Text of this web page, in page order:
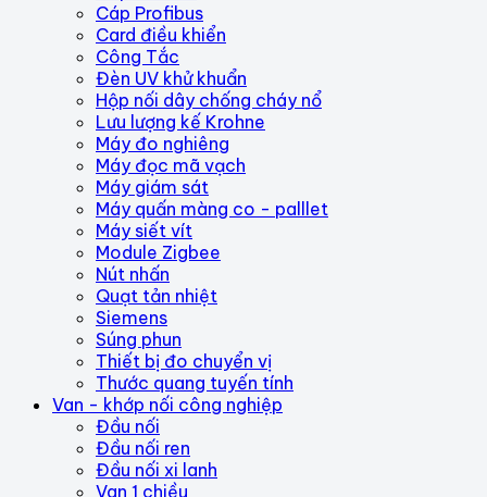
Cáp Profibus
Card điều khiển
Công Tắc
Đèn UV khử khuẩn
Hộp nối dây chống cháy nổ
Lưu lượng kế Krohne
Máy đo nghiêng
Máy đọc mã vạch
Máy giám sát
Máy quấn màng co - palllet
Máy siết vít
Module Zigbee
Nút nhấn
Quạt tản nhiệt
Siemens
Súng phun
Thiết bị đo chuyển vị
Thước quang tuyến tính
Van - khớp nối công nghiệp
Đầu nối
Đầu nối ren
Đầu nối xi lanh
Van 1 chiều